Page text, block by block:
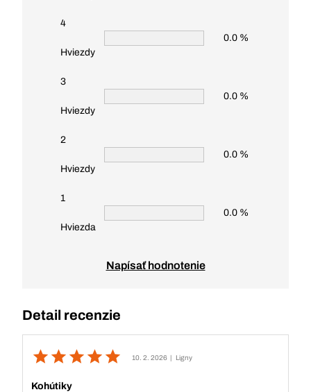
4
Hviezdy
0.0 %
3
Hviezdy
0.0 %
2
Hviezdy
0.0 %
1
Hviezda
0.0 %
Napísať hodnotenie
Detail recenzie
10. 2. 2026 | Ligny
Kohútiky